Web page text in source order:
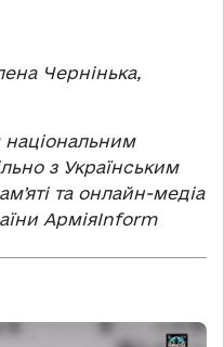
Чернінька,
національним
з Українським
та онлайн-медіа
АрміяInform